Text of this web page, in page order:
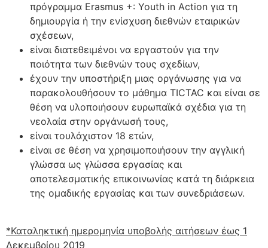
πρόγραμμα Erasmus +: Youth in Action για τη
δημιουργία ή την ενίσχυση διεθνών εταιρικών
σχέσεων,
είναι διατεθειμένοι να εργαστούν για την
ποιότητα των διεθνών τους σχεδίων,
έχουν την υποστήριξη μιας οργάνωσης για να
παρακολουθήσουν το μάθημα TICTAC και είναι σε
θέση να υλοποιήσουν ευρωπαϊκά σχέδια για τη
νεολαία στην οργάνωσή τους,
είναι τουλάχιστον 18 ετών,
είναι σε θέση να χρησιμοποιήσουν την αγγλική
γλώσσα ως γλώσσα εργασίας και
αποτελεσματικής επικοινωνίας κατά τη διάρκεια
της ομαδικής εργασίας και των συνεδριάσεων.
*Καταληκτική ημερομηνία υποβολής αιτήσεων έως 1
Δεκεμβρίου 2019